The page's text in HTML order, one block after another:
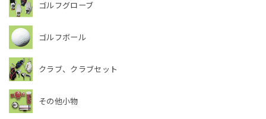
ゴルフグローブ
ゴルフボール
クラブ、クラブセット
その他小物